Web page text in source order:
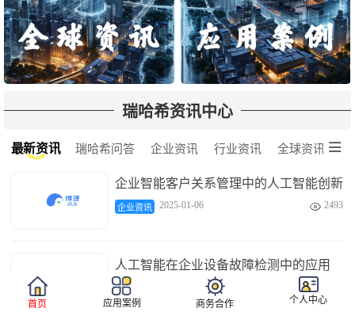
瑞哈希资讯中心
最新资讯 瑞哈希问答 企业资讯 行业资讯 全球资讯 
企业智能客户关系管理中的人工智能创新
企业资讯 2025-01-06  2493
人工智能在企业设备故障检测中的应用
企业资讯 
首页
应用案例 商务合作 个人中心